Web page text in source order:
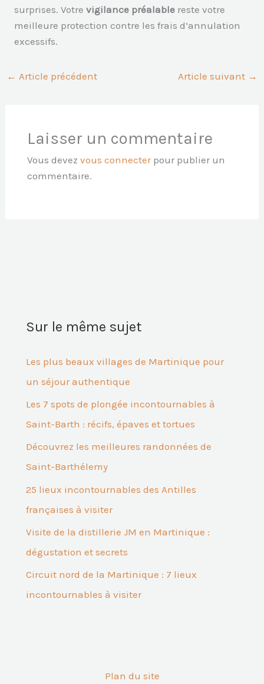
surprises. Votrevigilance préalable reste votre
meilleure protection contre les frais d’annulation
excessifs.
← Article précédent Article suivant →
Laisser un commentaire
Vous devez vous connecterpour publier un
commentaire.
Sur le même sujet
Les plus beaux villages de Martinique pour
un séjour authentique
Les 7 spots de plongée incontournables à
Saint-Barth : récifs, épaves et tortues
Découvrez les meilleures randonnées de
Saint-Barthélemy
25 lieux incontournables des Antilles
françaises à visiter
Visite de la distillerie JM en Martinique :
dégustation et secrets
Circuit nord de la Martinique : 7 lieux
incontournables à visiter
Plan du site